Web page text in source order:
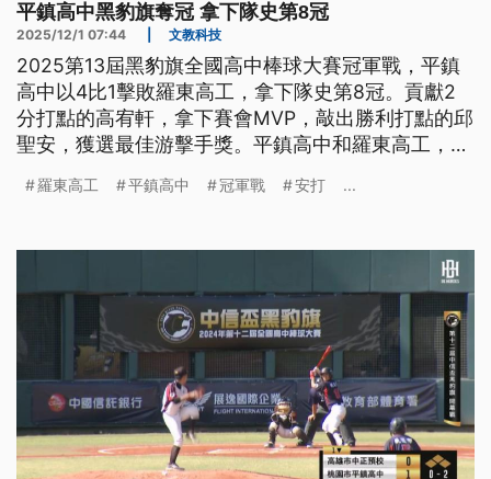
平鎮高中黑豹旗奪冠 拿下隊史第8冠
2025/12/1 07:44 文教科技
2025第13屆黑豹旗全國高中棒球大賽冠軍戰，平鎮
高中以4比1擊敗羅東高工，拿下隊史第8冠。貢獻2
分打點的高宥軒，拿下賽會MVP，敲出勝利打點的邱
聖安，獲選最佳游擊手獎。平鎮高中和羅東高工，將
羅東高工 平鎮高中 冠軍戰 安打 ...